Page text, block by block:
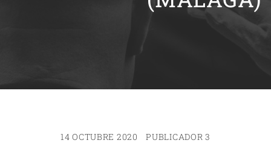
14 OCTUBRE 2020 PUBLICADOR 3